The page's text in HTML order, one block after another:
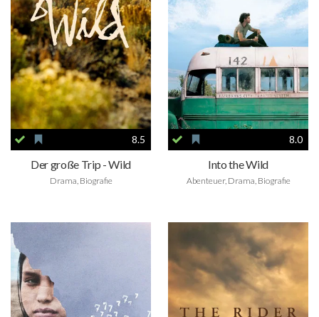
8.5
Der große Trip - Wild
Drama, Biografie
8.0
Into the Wild
Abenteuer, Drama, Biografie